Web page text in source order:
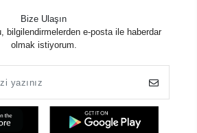
Bize Ulaşın
bilgilendirmelerden e-posta ile haberdar
olmak istiyorum.